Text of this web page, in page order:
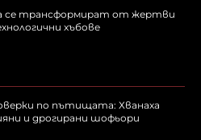
се трансформират от жертви
хъбове
по пътищата: Хванаха
и дрогирани шофьори